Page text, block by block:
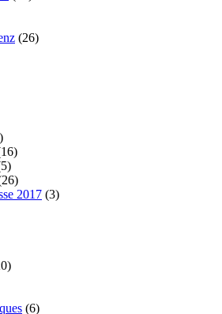
(26)
2017 (3)
(6)